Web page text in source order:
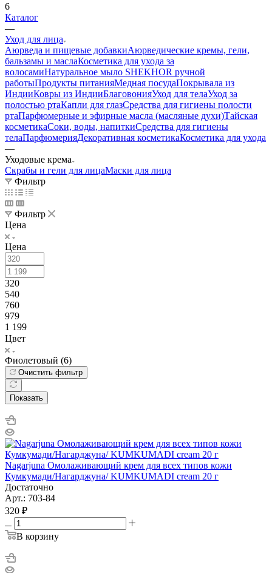
6
Каталог
—
Уход для лица
Аюрведа и пищевые добавкиАюрведические кремы, гели,
бальзамы и маслаКосметика для ухода за
волосамиНатуральное мыло SHEKHOR ручной
работыПродукты питанияМедная посудаПокрывала из
ИндииКовры из ИндииБлаговонияУход для телаУход за
полостью ртаКапли для глазСредства для гигиены полости
ртаПарфюмерные и эфирные масла (масляные духи)Тайская
косметикаСоки, воды, напиткиСредства для гигиены
телаПарфюмерияДекоративная косметикаКосметика для ухода
—
Уходовые крема
Скрабы и гели для лицаМаски для лица
Фильтр
Фильтр
Цена
Цена
320
540
760
979
1 199
Цвет
Фиолетовый (6)
Очистить фильтр
Показать
Nagarjuna Омолаживающий крем для всех типов кожи
Кумкумади/Нагарджуна/ KUMKUMADI cream 20 г
Достаточно
Арт.: 703-84
320 ₽
В корзину